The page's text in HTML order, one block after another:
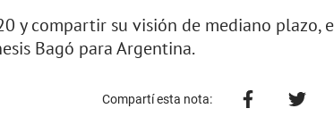
y compartir su visión de mediano plazo,
Bagó para Argentina.
Compartí esta nota: